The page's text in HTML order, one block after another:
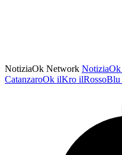
NotiziaOk Network NotiziaOk
CatanzaroOk ilKro ilRossoBlu